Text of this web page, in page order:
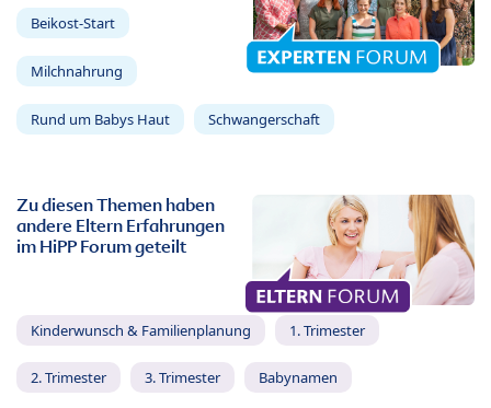
Beikost-Start
Milchnahrung
Rund um Babys Haut Schwangerschaft
Zu diesen Themen haben
andere Eltern Erfahrungen
im HiPP Forum geteilt
Kinderwunsch & Familienplanung 1. Trimester
2. Trimester 3. Trimester Babynamen